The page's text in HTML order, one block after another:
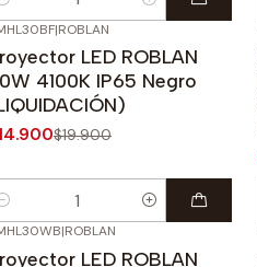
OFF
|ROBLAN
LED ROBLAN
4100K IP65 Negro
$19.900
|ROBLAN
LED ROBLAN